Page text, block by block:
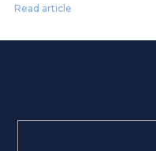
Read article